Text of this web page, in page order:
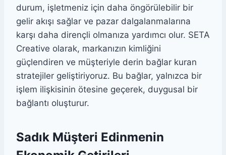
durum, işletmeniz için daha öngörülebilir bir
gelir akışı sağlar ve pazar dalgalanmalarına
karşı daha dirençli olmanıza yardımcı olur. SETA
Creative olarak, markanızın kimliğini
güçlendiren ve müşteriyle derin bağlar kuran
stratejiler geliştiriyoruz. Bu bağlar, yalnızca bir
işlem ilişkisinin ötesine geçerek, duygusal bir
bağlantı oluşturur.
Sadık Müşteri Edinmenin